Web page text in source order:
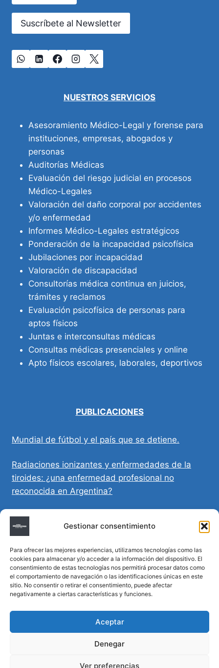
Gestionar consentimiento
Para ofrecer las mejores experiencias, utilizamos tecnologías como las
cookies para almacenar y/o acceder a la información del dispositivo. El
consentimiento de estas tecnologías nos permitirá procesar datos como
el comportamiento de navegación o las identificaciones únicas en este
sitio. No consentir o retirar el consentimiento, puede afectar
negativamente a ciertas características y funciones.
Aceptar
Denegar
Ver preferencias
Suscríbete al Newsletter
NUESTROS SERVICIOS
Asesoramiento Médico-Legal y forense para
instituciones, empresas, abogados y
personas
Auditorías Médicas
Evaluación del riesgo judicial en procesos
Médico-Legales
Valoración del daño corporal por accidentes
y/o enfermedad
Informes Médico-Legales estratégicos
Ponderación de la incapacidad psicofísica
Jubilaciones por incapacidad
Valoración de discapacidad
Consultorías médica continua en juicios,
trámites y reclamos
Evaluación psicofísica de personas para
aptos físicos
Juntas e interconsultas médicas
Consultas médicas presenciales y online
Apto físicos escolares, laborales, deportivos
PUBLICACIONES
Mundial de fútbol y el país que se detiene.
Radiaciones ionizantes y enfermedades de la
tiroides: ¿una enfermedad profesional no
reconocida en Argentina?
Directivas Médicas Anticipadas en Córdoba:
requisitos, registro y validez legal
Sumar vida a los años: decálogo para un
envejecimiento saludable
Determinación de la hora de muerte en